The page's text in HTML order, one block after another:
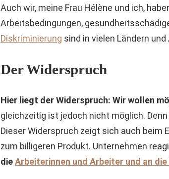
Auch wir, meine Frau Hélène und ich,
Arbeitsbedingungen,
Diskriminierung sind in vielen Ländern
Der Widerspruch
Hier liegt der Widerspruch: Wir wollen
gleichzeitig ist jedoch nicht möglich.
Dieser Widerspruch zeigt sich auch beim
zum billigeren Produkt. Unternehmen
dieArbeiterinnen und Arbeiter und an